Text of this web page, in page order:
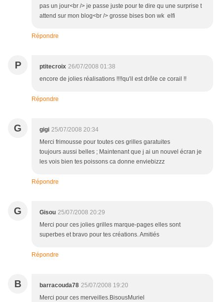
pas un jour<br /> je passe juste pour te dire qu une surprise t
attend sur mon blog<br /> grosse bises bon wk elfi
Répondre
P ptitecroix 26/07/2008 01:38
encore de jolies réalisations !!!!qu'il est drôle ce corail !!
Répondre
G gigi 25/07/2008 20:34
Merci frimousse pour toutes ces grilles garatuites
toujours aussi belles ; Maintenant que j ai un nouvel écran je
les vois bien tes poissons ca donne enviebizzz
Répondre
G Gisou 25/07/2008 20:29
Merci pour ces jolies grilles marque-pages elles sont
superbes et bravo pour tes créations. Amitiés
Répondre
B barracouda78 25/07/2008 19:20
Merci pour ces merveilles.BisousMuriel